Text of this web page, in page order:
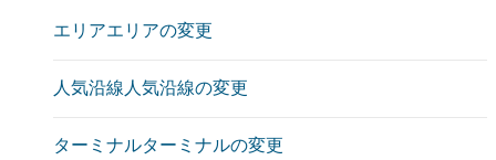
エリアエリアの変更
人気沿線 人気沿線の変更
ターミナルターミナルの変更